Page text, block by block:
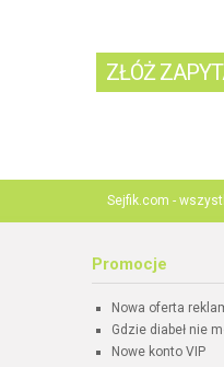
Sejfik.com -
Promocje
Nowa oferta
Gdzie diabeł nie
Nowe konto VIP